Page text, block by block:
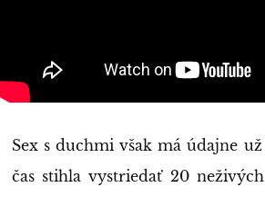
Sex s duchmi však má údajne
čas stihla vystriedať 20